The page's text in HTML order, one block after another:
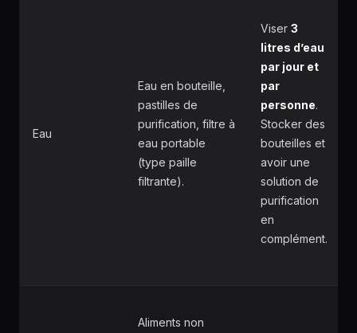
Eau
Eau en bouteille,
pastilles de
purification, filtre à
eau portable
(type paille
filtrante).
Viser 3
litres d’eau
par jour et
par
personne.
Stocker des
bouteilles et
avoir une
solution de
purification
en
complément.
Aliments non